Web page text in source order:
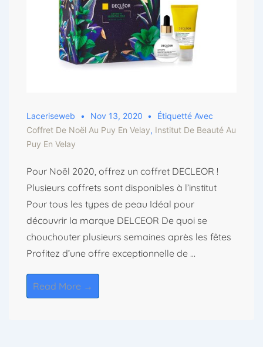
Laceriseweb Nov 13, 2020
Étiquetté Avec
Coffret De Noël Au Puy En Velay, Institut De Beauté Au
Puy En Velay
Pour Noël 2020, offrez un coffret DECLEOR !
Plusieurs coffrets sont disponibles à l’institut
Pour tous les types de peau Idéal pour
découvrir la marque DELCEOR De quoi se
chouchouter plusieurs semaines après les fêtes
Profitez d’une offre exceptionnelle de …
Read More →